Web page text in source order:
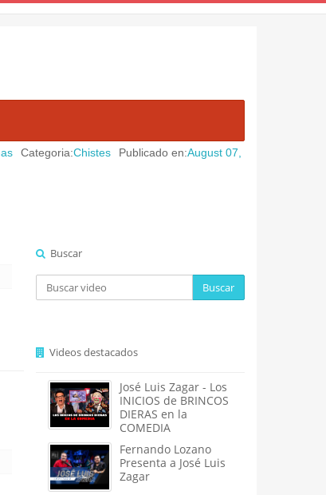
Chistes Publicado en:August 07, 2026|
Buscar
Buscar
Videos destacados
José Luis Zagar - Los
INICIOS de BRINCOS
DIERAS en la
COMEDIA
Fernando Lozano
Presenta a José Luis
Zagar